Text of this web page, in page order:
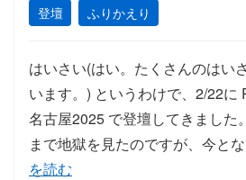
登壇 ふりかえり
はいさい(はい。たくさんのはい
います。) というわけで、2/22に
名古屋2025 で登壇してきました
まで地獄を見たのですが、今と
を読む